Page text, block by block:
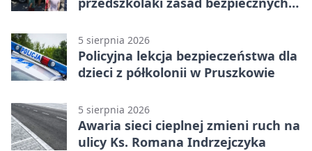
5 sierpnia 2026
Policyjna lekcja bezpieczeństwa dla
dzieci z półkolonii w Pruszkowie
5 sierpnia 2026
Awaria sieci cieplnej zmieni ruch na
ulicy Ks. Romana Indrzejczyka